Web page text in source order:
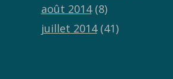
août 2014(8)
juillet 2014(41)